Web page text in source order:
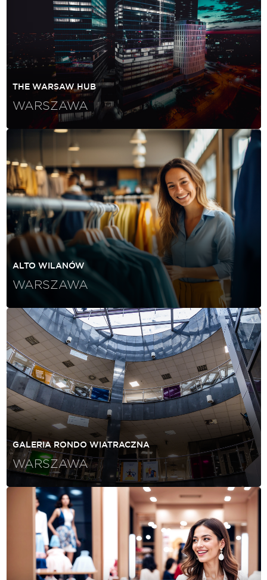
THE WARSAW HUB
WARSZAWA
ALTO WILANÓW
WARSZAWA
GALERIA RONDO WIATRACZNA
WARSZAWA